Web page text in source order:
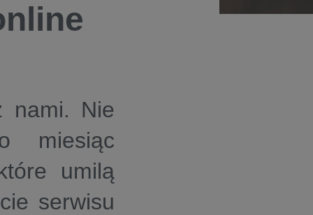
nami. Nie
umilą
serwisu